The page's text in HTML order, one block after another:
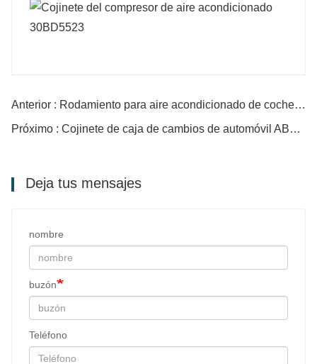
Anterior : Rodamiento para aire acondicionado de coche 35BD4820
Próximo : Cojinete de caja de cambios de automóvil AB12831
Deja tus mensajes
nombre
buzón
Teléfono